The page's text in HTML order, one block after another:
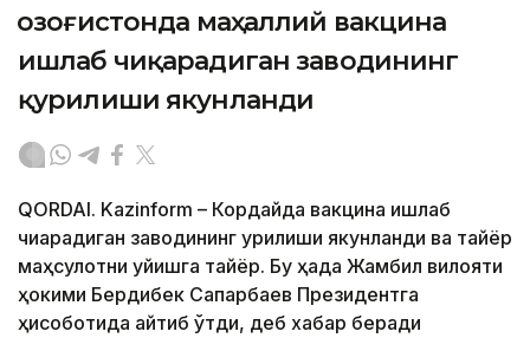
Қозоғистонда маҳаллий вакцина
ишлаб чиқарадиган заводининг
қурилиши якунланди
QORDAI. Kazinform – Кордайда вакцина ишлаб
чиқарадиган заводининг қурилиши якунланди ва тайёр
маҳсулотни қуйишга тайёр. Бу ҳақда Жамбил вилояти
ҳокими Бердибек Сапарбаев Президентга
ҳисоботида айтиб ўтди, деб хабар беради